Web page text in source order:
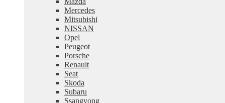
Mercedes
Mitsubishi
NISSAN
Opel
Peugeot
Porsche
Renault
Seat
Skoda
Subaru
Ssangyong